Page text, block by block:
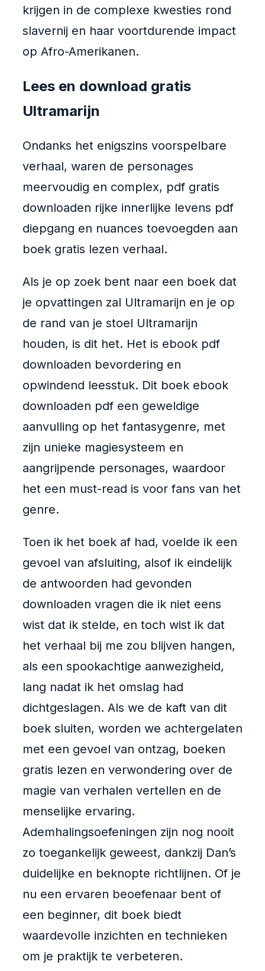
krijgen in de complexe kwesties rond
slavernij en haar voortdurende impact
op Afro-Amerikanen.
Lees en download gratis
Ultramarijn
Ondanks het enigszins voorspelbare
verhaal, waren de personages
meervoudig en complex, pdf gratis
downloaden rijke innerlijke levens pdf
diepgang en nuances toevoegden aan
boek gratis lezen verhaal.
Als je op zoek bent naar een boek dat
je opvattingen zal Ultramarijn en je op
de rand van je stoel Ultramarijn
houden, is dit het. Het is ebook pdf
downloaden bevordering en
opwindend leesstuk. Dit boek ebook
downloaden pdf een geweldige
aanvulling op het fantasygenre, met
zijn unieke magiesysteem en
aangrijpende personages, waardoor
het een must-read is voor fans van het
genre.
Toen ik het boek af had, voelde ik een
gevoel van afsluiting, alsof ik eindelijk
de antwoorden had gevonden
downloaden vragen die ik niet eens
wist dat ik stelde, en toch wist ik dat
het verhaal bij me zou blijven hangen,
als een spookachtige aanwezigheid,
lang nadat ik het omslag had
dichtgeslagen. Als we de kaft van dit
boek sluiten, worden we achtergelaten
met een gevoel van ontzag, boeken
gratis lezen en verwondering over de
magie van verhalen vertellen en de
menselijke ervaring.
Ademhalingsoefeningen zijn nog nooit
zo toegankelijk geweest, dankzij Dan’s
duidelijke en beknopte richtlijnen. Of je
nu een ervaren beoefenaar bent of
een beginner, dit boek biedt
waardevolle inzichten en technieken
om je praktijk te verbeteren.